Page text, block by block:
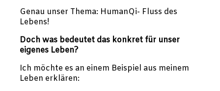
Genau unser Thema: HumanQi- Fluss des
Lebens!
Doch was bedeutet das konkret für unser
eigenes Leben?
Ich möchte es an einem Beispiel aus meinem
Leben erklären: